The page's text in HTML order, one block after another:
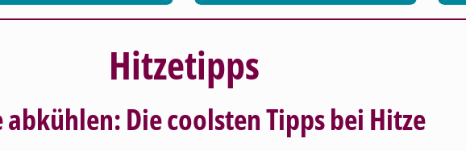
Hitzetipps
abkühlen: Die coolsten Tipps bei Hitze